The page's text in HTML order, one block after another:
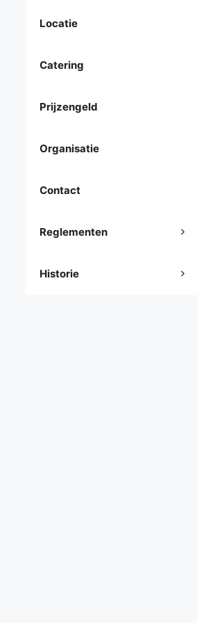
Locatie
Catering
Prijzengeld
Organisatie
Contact
Reglementen
Historie